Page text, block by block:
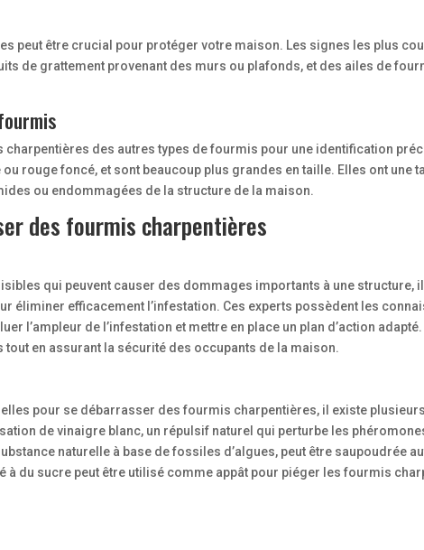
peut être crucial pour protéger votre maison. Les signes les plus
de grattement provenant des murs ou plafonds, et des ailes de
des autres types de fourmis pour une identification
rouge foncé, et sont beaucoup plus grandes en taille. Elles ont une
ou endommagées de la structure de la maison.
des fourmis charpentières
qui peuvent causer des dommages importants à une structure,
éliminer efficacement l’infestation. Ces experts possèdent les
l’ampleur de l’infestation et mettre en place un plan d’action
en assurant la sécurité des occupants de la maison.
pour se débarrasser des fourmis charpentières, il existe
de vinaigre blanc, un répulsif naturel qui perturbe les
naturelle à base de fossiles d’algues, peut être saupoudrée
à du sucre peut être utilisé comme appât pour piéger les fourmis